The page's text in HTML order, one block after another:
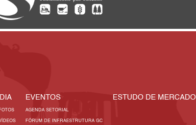
EVENTOS
AGENDA SETORIAL
FÓRUM DE INFRAESTRUTURA GC
ESTUDO DE MERCADO